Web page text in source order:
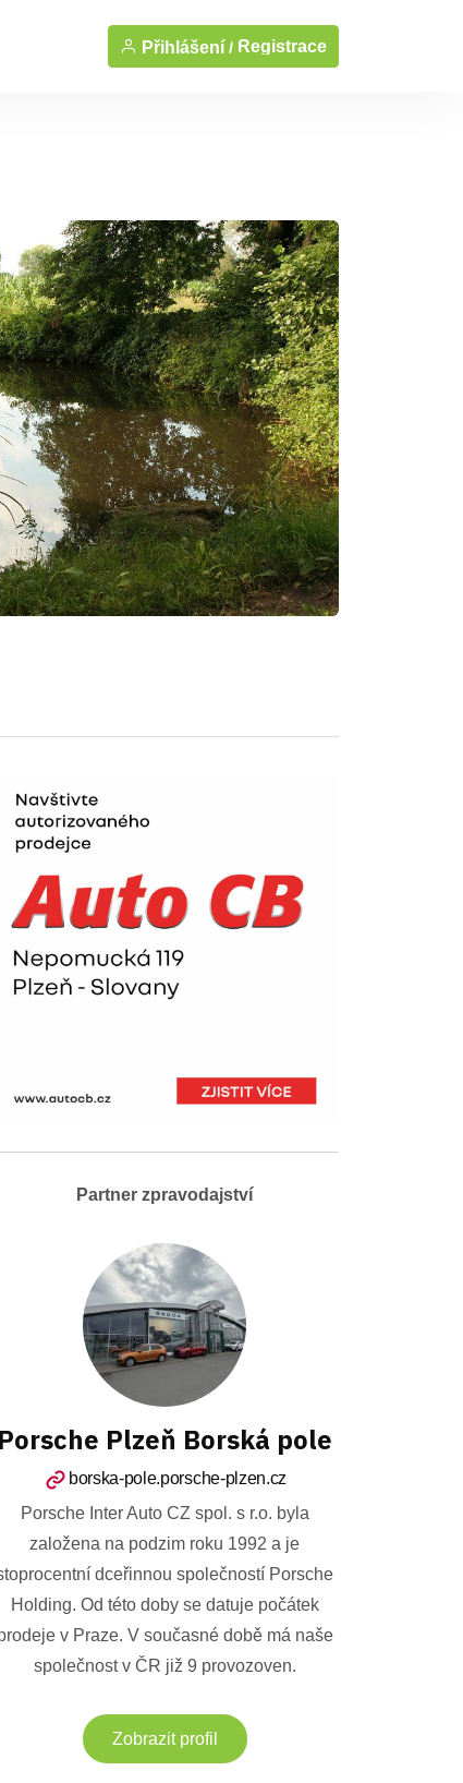
Přihlášení / Registrace
Partner zpravodajství
Porsche Plzeň Borská pole
borska-pole.porsche-plzen.cz
Porsche Inter Auto CZ spol. s r.o. byla
založena na podzim roku 1992 a je
dceřinnou společností Porsche
Holding. Od této doby se datuje počátek
v Praze. V současné době má naše
společnost v ČR již 9 provozoven.
Zobrazit profil